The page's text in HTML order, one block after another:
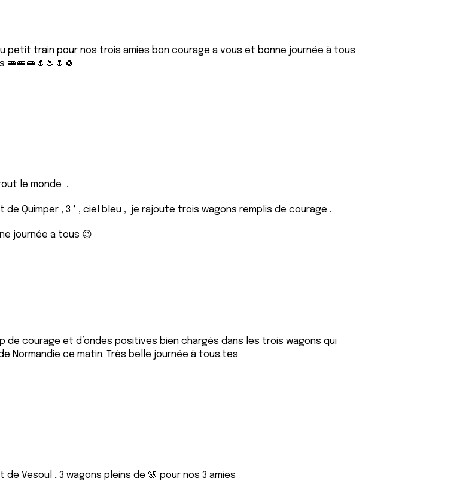
petit train pour nos trois amies bon courage a vous et bonne journée à tous
🚝🚝🚝🌷🌷🌷🍀
le monde ,
de Quimper , 3 ° , ciel bleu , je rajoute trois wagons remplis de courage .
journée a tous 😉
de courage et d’ondes positives bien chargés dans les trois wagons qui
Normandie ce matin. Très belle journée à tous.tes
de Vesoul , 3 wagons pleins de 🌸 pour nos 3 amies